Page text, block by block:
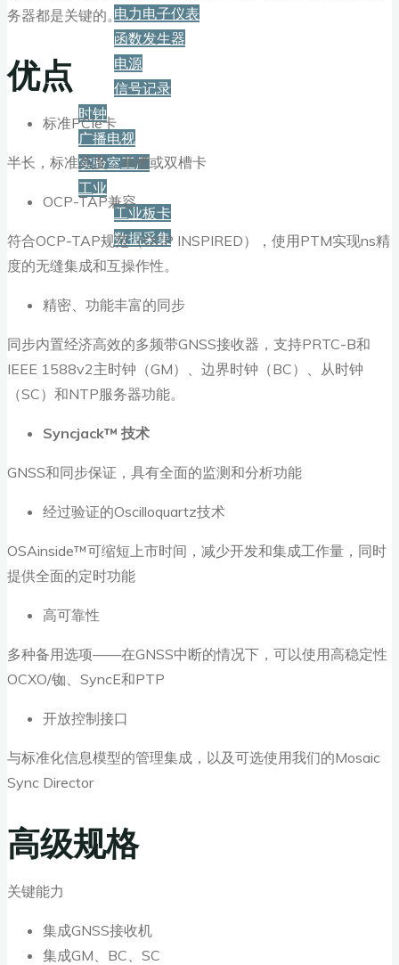
电力电子仪表
函数发生器
电源
信号记录
时钟
广播电视
实验室工厂
工业
工业板卡
数据采集
资源下载
博客
务器都是关键的。
优点
标准PCIe卡
半长，标准高度，单槽或双槽卡
OCP-TAP兼容
符合OCP-TAP规范（OCP INSPIRED），使用PTM实现ns精
度的无缝集成和互操作性。
精密、功能丰富的同步
同步内置经济高效的多频带GNSS接收器，支持PRTC-B和
IEEE 1588v2主时钟（GM）、边界时钟（BC）、从时钟
（SC）和NTP服务器功能。
Syncjack™ 技术
GNSS和同步保证，具有全面的监测和分析功能
经过验证的Oscilloquartz技术
OSAinside™可缩短上市时间，减少开发和集成工作量，同时
提供全面的定时功能
高可靠性
多种备用选项——在GNSS中断的情况下，可以使用高稳定性
OCXO/铷、SyncE和PTP
开放控制接口
与标准化信息模型的管理集成，以及可选使用我们的Mosaic
Sync Director
高级规格
关键能力
集成GNSS接收机
集成GM、BC、SC